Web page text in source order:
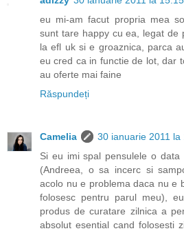
eu mi-am facut propria mea
sunt tare happy cu ea, legat de
la efl uk si e groaznica, parca
eu cred ca in functie de lot, dar
au oferte mai faine
Răspundeți
Camelia
30 ianuarie 2011 la
Si eu imi spal pensulele o data
(Andreea, o sa incerc si
acolo nu e problema daca nu e
folosesc pentru parul meu),
produs de curatare zilnica a
absolut esential cand folosesti